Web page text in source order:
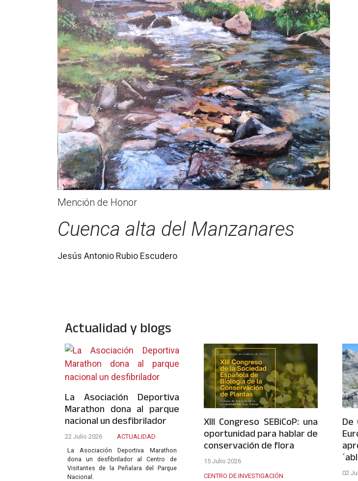
Mención de Honor
Cuenca alta del Manzanares
Jesús Antonio Rubio Escudero
Actualidad y blogs
La Asociación Deportiva
Marathon dona al parque
nacional un desfibrilador
22 Julio 2026
ACTUALIDAD
La Asociación Deportiva Marathon
dona un desfibrilador al Centro de
Visitantes de la Peñalara del Parque
Nacional.
XIII Congreso SEBiCoP: una
oportunidad para hablar de
conservación de flora
15 Julio 2026
CENTRO DE INVESTIGACIÓN
De
02